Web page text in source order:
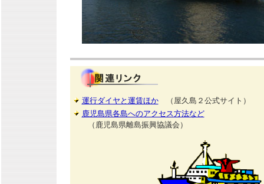
運行ダイヤと運賃ほか（屋久島２公式サイト）
鹿児島県各島へのアクセス方法など
（鹿児島県離島振興協議会）